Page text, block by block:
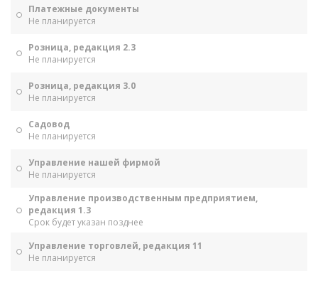
Платежные документы
Не планируется
Розница, редакция 2.3
Не планируется
Розница, редакция 3.0
Не планируется
Садовод
Не планируется
Управление нашей фирмой
Не планируется
Управление производственным предприятием,
редакция 1.3
Срок будет указан позднее
Управление торговлей, редакция 11
Не планируется